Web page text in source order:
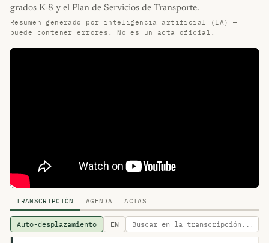
grados K-8 y el Plan de Servicios de Transporte.
Resumen generado por inteligencia artificial (IA) —
puede contener errores. No es un acta oficial.
TRANSCRIPCIÓN AGENDA ACTAS
Auto-desplazamiento EN